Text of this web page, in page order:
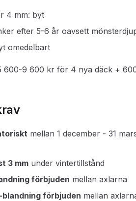
4 mm: byt
efter 5-6 år oavsett
omedelbart
600-9 600 kr för 4 nya däck +
mellan 1 december - 31
3 mm under vintertillstånd
förbjuden mellan axlarna
förbjuden mellan